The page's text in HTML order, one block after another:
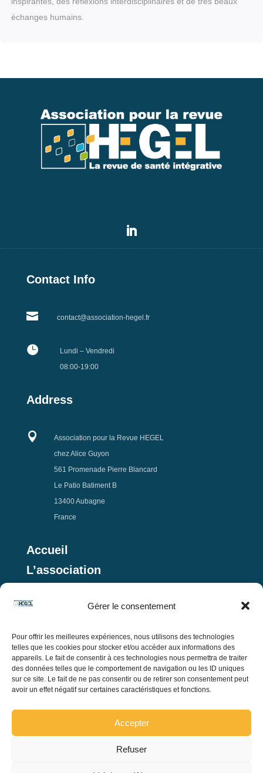
Gérer le consentement
Pour offrir les meilleures expériences, nous utilisons des technologies
telles que les cookies pour stocker et/ou accéder aux informations des
appareils. Le fait de consentir à ces technologies nous permettra de traiter
des données telles que le comportement de navigation ou les ID uniques
sur ce site. Le fait de ne pas consentir ou de retirer son consentement peut
avoir un effet négatif sur certaines caractéristiques et fonctions.
Accepter
Refuser
échanges humains.
Contact Info
 contact@association-hegel.fr

Lundi – Vendredi
08:00-19:00
Address

Association pour la Revue HEGEL
chez Alice Guyon
561 Promenade Pierre Blancard
Le Patio Batiment B
13400 Aubagne
France
Accueil
L’association
Actualités
Soumettre un article
Nous aider
Contact
Pulsion @ Tous droits réservés